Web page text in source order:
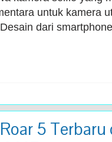
untuk kamera
dari
5 Terbaru